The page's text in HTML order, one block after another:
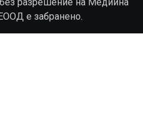
разрешение на Медийна
е забранено.